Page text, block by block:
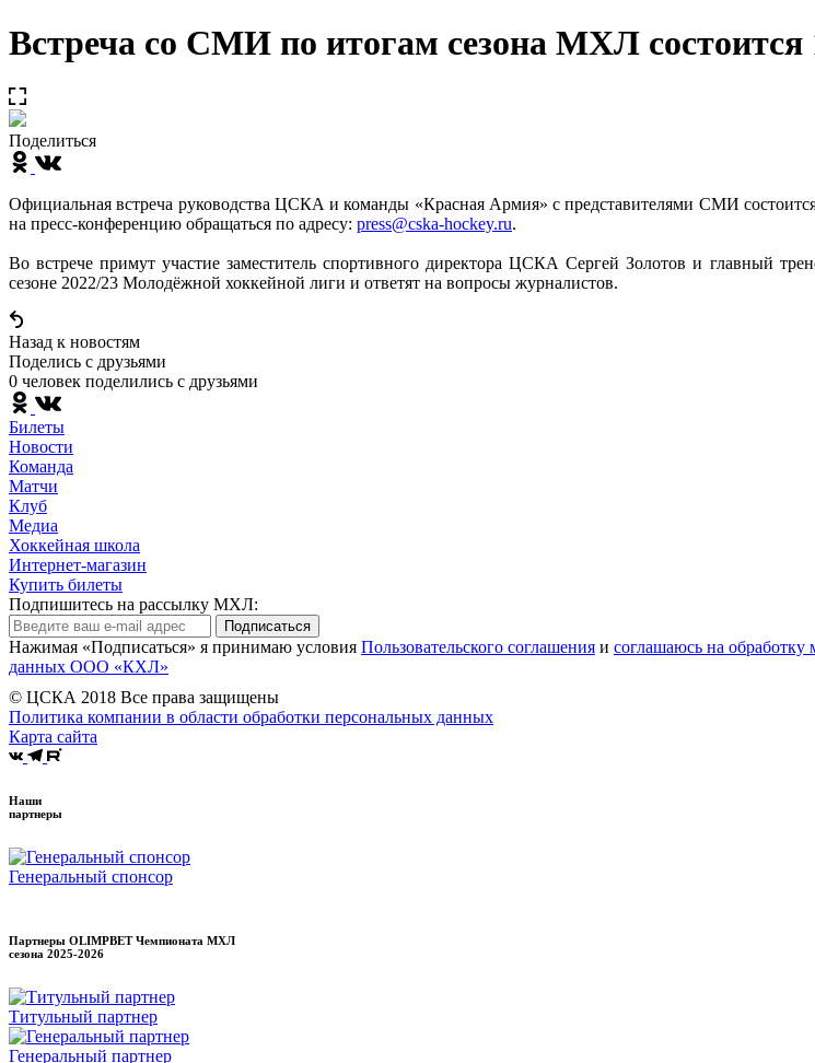
Встреча со СМИ по итогам сезона МХЛ состоится
Поделиться
Официальная встреча руководства ЦСКА и команды «Красная Армия» с представителями СМИ
на пресс-конференцию обращаться по адресу: press@cska-hockey.ru.
Во встрече примут участие заместитель спортивного директора ЦСКА Сергей Золотов и главный
сезоне 2022/23 Молодёжной хоккейной лиги и ответят на вопросы журналистов.
Назад к новостям
Поделись c друзьями
0 человек поделились c друзьями
Билеты
Новости
Команда
Матчи
Клуб
Медиа
Хоккейная школа
Интернет-магазин
Купить билеты
Подпишитесь на рассылку МХЛ:
Подписаться
Нажимая «Подписаться» я принимаю условия Пользовательского соглашения и соглашаюсь на
данных ООО «КХЛ»
© ЦСКА 2018 Все права защищены
Политика компании в области обработки персональных данных
Карта сайта
Наши
партнеры
Генеральный спонсор
Партнеры OLIMPBET Чемпионата МХЛ
сезона 2025-2026
Титульный партнер
Генеральный партнер